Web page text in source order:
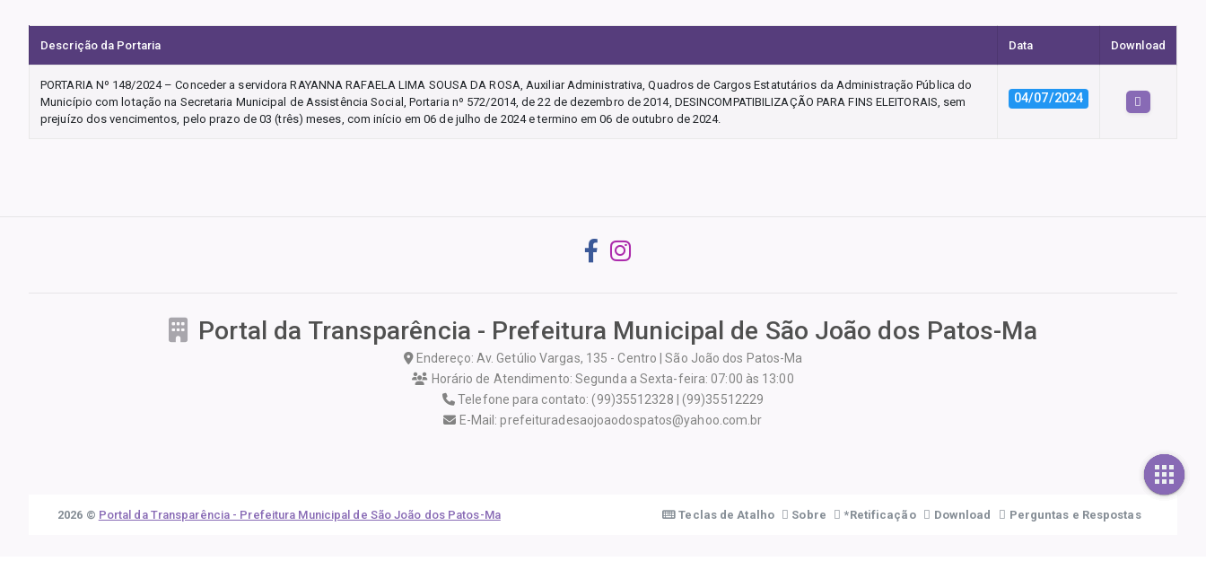
Descrição da Portaria Data Download
PORTARIA Nº 148/2024 – Conceder a servidora RAYANNA RAFAELA LIMA SOUSA DA ROSA, Auxiliar Administrativa, Quadros de Cargos Estatutários da Administração Pública do
Município com lotação na Secretaria Municipal de Assistência Social, Portaria nº 572/2014, de 22 de dezembro de 2014, DESINCOMPATIBILIZAÇÃO PARA FINS ELEITORAIS, sem
prejuízo dos vencimentos, pelo prazo de 03 (três) meses, com início em 06 de julho de 2024 e termino em 06 de outubro de 2024.
04/07/2024
Portal da Transparência - Prefeitura Municipal de São João dos Patos-Ma
Endereço: Av. Getúlio Vargas, 135 - Centro | São João dos Patos-Ma
Horário de Atendimento: Segunda a Sexta-feira: 07:00 às 13:00
Telefone para contato: (99)35512328 | (99)35512229
E-Mail: prefeituradesaojoaodospatos@yahoo.com.br
2026 © Portal da Transparência - Prefeitura Municipal de São João dos Patos-Ma Teclas de Atalho Sobre *Retificação Download Perguntas e Respostas